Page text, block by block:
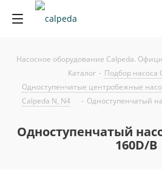
Насосное оборудование Calpeda.
Каталог - Подбор насоса
Одноступенчатые центробежные
Calpeda N, N4
- Одноступенчатый
Одноступенчатый
160D/B